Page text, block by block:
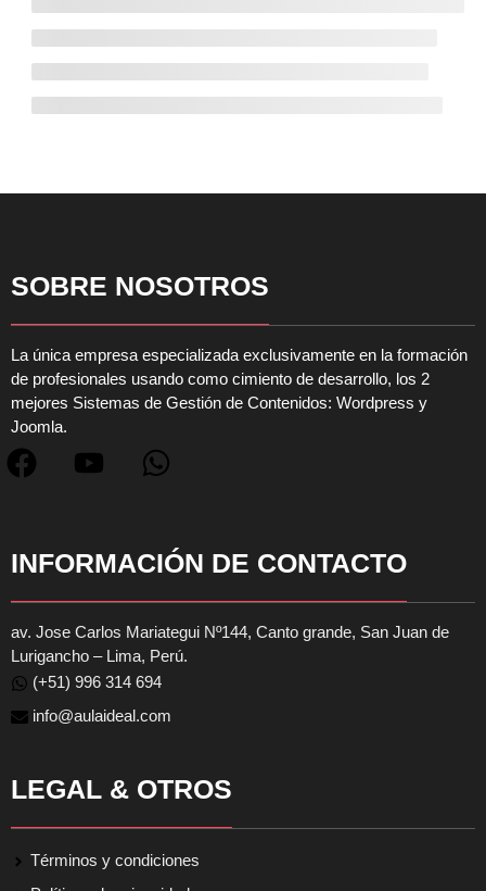
SOBRE NOSOTROS
La única empresa especializada exclusivamente en la formación
de profesionales usando como cimiento de desarrollo, los 2
mejores Sistemas de Gestión de Contenidos: Wordpress y
Joomla.
INFORMACIÓN DE CONTACTO
av. Jose Carlos Mariategui Nº144, Canto grande, San Juan de
Lurigancho – Lima, Perú.
(+51) 996 314 694
info@aulaideal.com
LEGAL & OTROS
Términos y condiciones